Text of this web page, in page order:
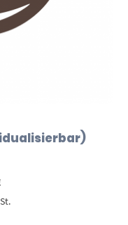
Preisspanne:
bis